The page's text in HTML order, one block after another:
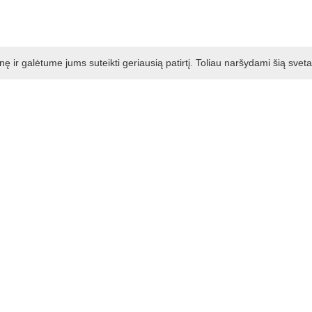
ir galėtume jums suteikti geriausią patirtį. Toliau naršydami šią